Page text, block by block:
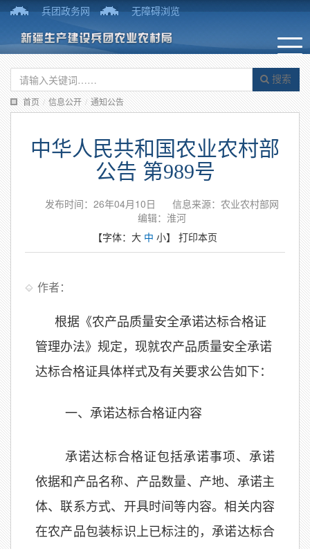
兵团政务网 无障碍浏览
搜索
首页 / 信息公开 / 通知公告
中华人民共和国农业农村部
公告 第989号
发布时间：26年04月10日
信息来源：农业农村部网
编辑：淮河
【字体： 大 中 小】 打印本页
作者：
根据《农产品质量安全承诺达标合格证
管理办法》规定，现就农产品质量安全承诺
达标合格证具体样式及有关要求公告如下：
一、承诺达标合格证内容
承诺达标合格证包括承诺事项、承诺
依据和产品名称、产品数量、产地、承诺主
体、联系方式、开具时间等内容。相关内容
在农产品包装标识上已标注的，承诺达标合